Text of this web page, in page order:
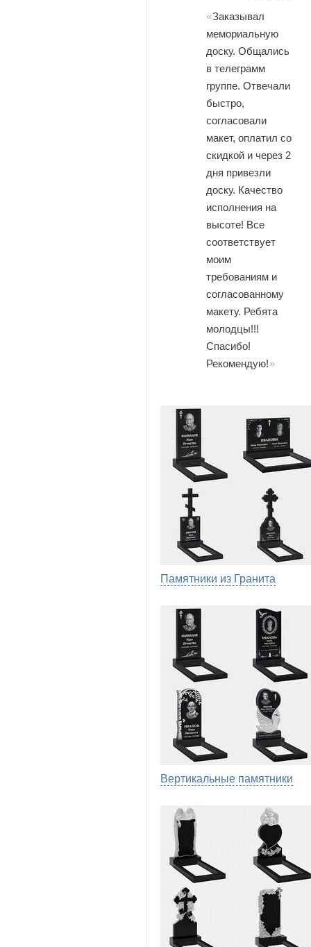
Заказывал
мемориальную
доску. Общались
в телеграмм
группе. Отвечали
быстро,
согласовали
макет, оплатил со
скидкой и через 2
дня привезли
доску. Качество
исполнения на
высоте! Все
соответствует
моим
требованиям и
согласованному
макету. Ребята
молодцы!!!
Спасибо!
Рекомендую!
Памятники из Гранита
Вертикальные памятники